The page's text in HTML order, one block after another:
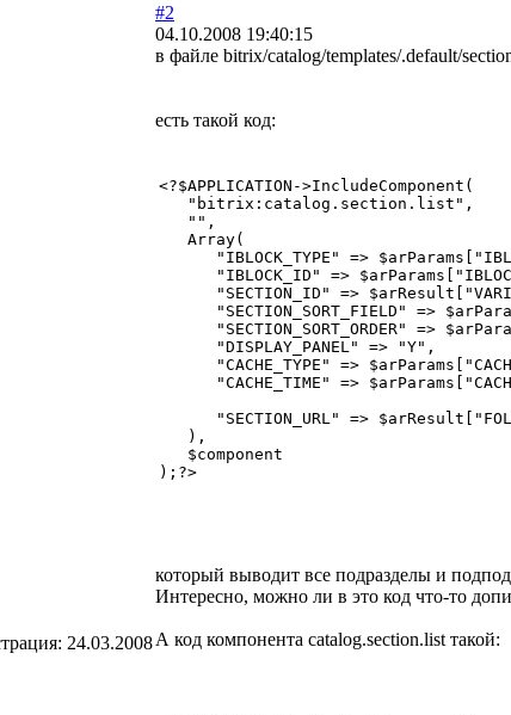
24.03.2008
#2
04.10.2008 19:40:15
в файле bitrix/catalog/templates/.default/
есть такой код:
<?$APPLICATION->IncludeComponent(
"bitrix:catalog.section.list",
"",
Array(
"IBLOCK_TYPE" =>
"IBLOCK_ID" =>
"SECTION_ID" =>
"SECTION_SORT_FIELD" =>
"SECTION_SORT_ORDER" =>
"DISPLAY_PANEL" => "Y",
"CACHE_TYPE" =>
"CACHE_TIME" =>
"SECTION_URL" =>
),
$component
);?>
который выводит все подразделы и
Интересно, можно ли в это код что-то
А код компонента catalog.section.list такой: